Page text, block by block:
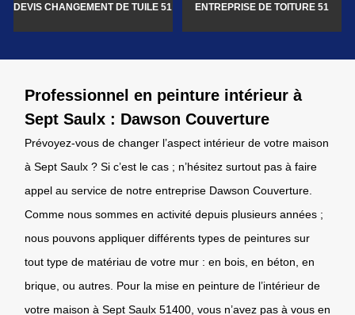
DEVIS CHANGEMENT DE TUILE 51 ENTREPRISE DE TOITURE 51
Professionnel en peinture intérieur à
Sept Saulx : Dawson Couverture
Prévoyez-vous de changer l’aspect intérieur de votre maison
à Sept Saulx ? Si c’est le cas ; n’hésitez surtout pas à faire
appel au service de notre entreprise Dawson Couverture.
Comme nous sommes en activité depuis plusieurs années ;
nous pouvons appliquer différents types de peintures sur
tout type de matériau de votre mur : en bois, en béton, en
brique, ou autres. Pour la mise en peinture de l’intérieur de
votre maison à Sept Saulx 51400, vous n’avez pas à vous en